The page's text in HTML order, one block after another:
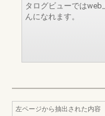
タログビューでは
んになれます。
左ページから抽出された内容